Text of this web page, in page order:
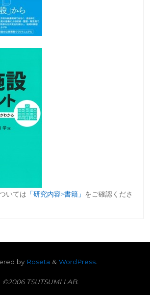
いては 「研究内容>書籍」 をご確認くださ
byRoseta & WordPress.
©2006 TSUTSUMI LAB.